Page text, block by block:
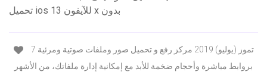
تحميل ios 13 للآيفون x بدون
7 تموز (يوليو) 2019 مركز رفع و تحميل صور وملفات صوتية ومرئية
بروابط مباشرة وأحجام ضخمة للأبد مع إمكانية إدارة ملفاتك، من الأشهر